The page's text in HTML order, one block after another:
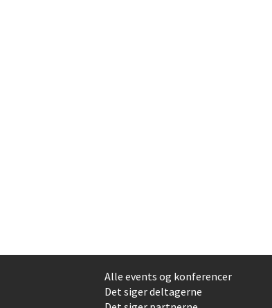
Alle events og konferencer
Det siger deltagerne